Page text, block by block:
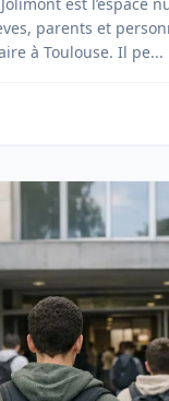
parents et
à Toulouse. Il pe...